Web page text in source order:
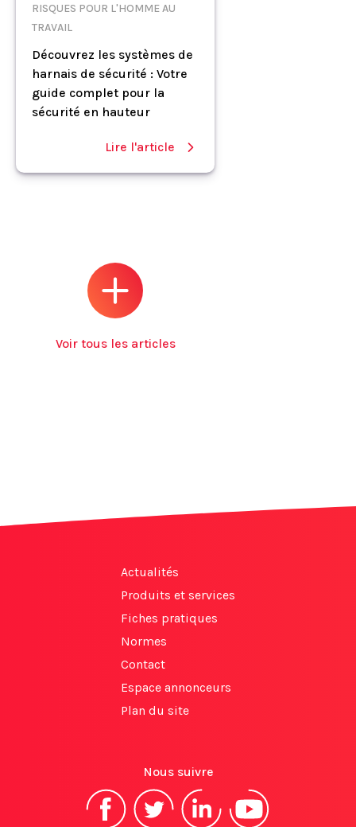
RISQUES POUR L'HOMME AU
TRAVAIL
Découvrez les systèmes de
harnais de sécurité : Votre
guide complet pour la
sécurité en hauteur
Lire l'article
Voir tous les articles
Actualités
Produits et services
Fiches pratiques
Normes
Contact
Espace annonceurs
Plan du site
Nous suivre